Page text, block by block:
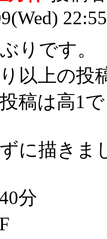
22:55
りです。
以上の投
稿は高1
に描きま
分